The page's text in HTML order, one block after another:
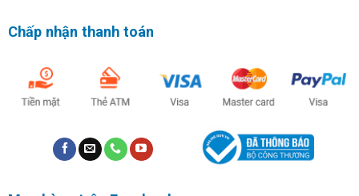
ExpressSign-in: Làm việc nhanh hơn bao giờ hết. Cảm
biến tiệm cận Dell Latitude 7310 2-in-1 được kích hoạt
bởi Intel® Công nghệ cảm biến ngữ cảnh phát hiện sự
hiện diện của bạn để ngay lập tức khởi động và đăng
Chấp nhận thanh toán